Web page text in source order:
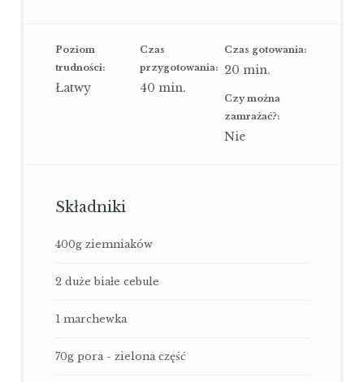
Poziom
trudności:
Łatwy
Czas
przygotowania:
40 min.
Czas gotowania:
20 min.
Czy można
zamrażać?:
Nie
Składniki
400g ziemniaków
2 duże białe cebule
1 marchewka
70g pora - zielona część